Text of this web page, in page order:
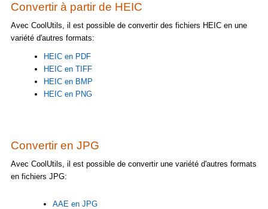
Convertir à partir de HEIC
Avec CoolUtils, il est possible de convertir des fichiers HEIC en une
variété d'autres formats:
HEIC en PDF
HEIC en TIFF
HEIC en BMP
HEIC en PNG
Convertir en JPG
Avec CoolUtils, il est possible de convertir une variété d'autres formats
en fichiers JPG:
AAE en JPG